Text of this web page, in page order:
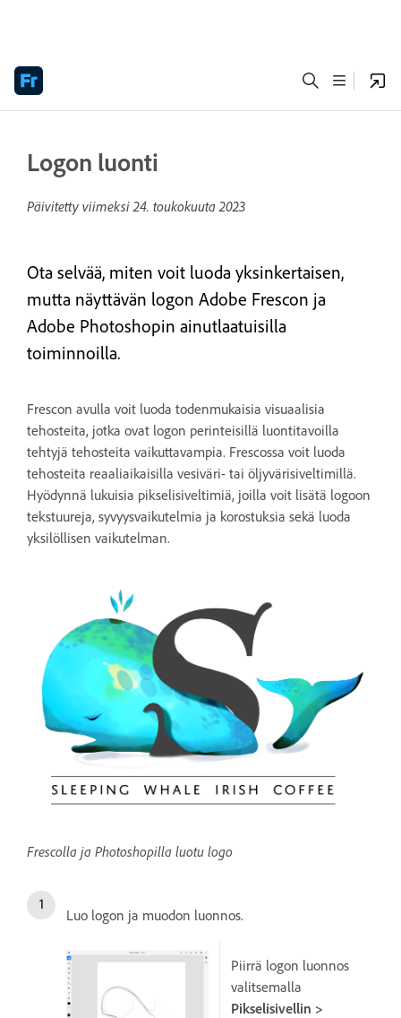
Logon luonti
Päivitetty viimeksi24. toukokuuta 2023
Ota selvää, miten voit luoda yksinkertaisen,
mutta näyttävän logon Adobe Frescon ja
Adobe Photoshopin ainutlaatuisilla
toiminnoilla.
Frescon avulla voit luoda todenmukaisia visuaalisia
tehosteita, jotka ovat logon perinteisillä luontitavoilla
tehtyjä tehosteita vaikuttavampia. Frescossa voit luoda
tehosteita reaaliaikaisilla vesiväri- tai öljyvärisiveltimillä.
Hyödynnä lukuisia pikselisiveltimiä, joilla voit lisätä logoon
tekstuureja, syvyysvaikutelmia ja korostuksia sekä luoda
yksilöllisen vaikutelman.
Frescolla ja Photoshopilla luotu logo
Luo logon ja muodon luonnos.
Piirrä logon luonnos
valitsemalla
Pikselisivellin >